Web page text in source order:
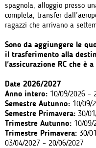
spagnola, alloggio presso
completa, transfer
ragazzi che arrivano a
Sono da aggiungere le
il trasferimento alla
l'assicurazione RC che è
Date 2026/2027
Anno intero: 10/09/2026 –
Semestre Autunno: 10/09/
Semestre Primavera: 30/
Trimestre Autunno: 10/09/
Trimestre Primavera: 30/
03/04/2027 – 20/06/2027